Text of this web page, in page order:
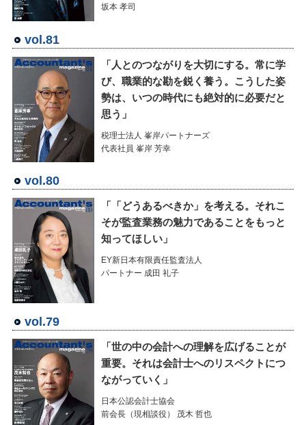
坂本 孝司
vol.81
「人とのつながりを大切にする。常に学
び、職業的な勘を鋭く養う。こうした姿
勢は、いつの時代にも絶対的に必要だと
思う」
税理士法人 峯岸パートナーズ
代表社員 峯岸 芳幸
vol.80
「「どうあるべきか」を考える。それこ
そが監査業務の魅力であることをもっと
知ってほしい」
EY新日本有限責任監査法人
パートナー 成田 礼子
vol.79
「世の中の会計への理解を広げることが
重要。それは会計士へのリスペクトにつ
ながっていく」
日本公認会計士協会
前会長（現相談役） 茂木 哲也